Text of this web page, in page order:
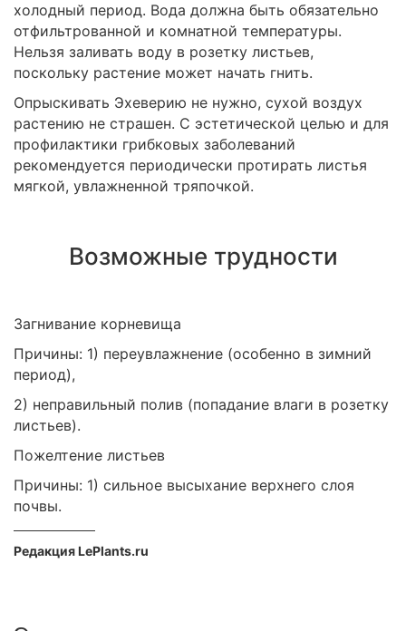
холодный период. Вода должна быть обязательно
отфильтрованной и комнатной температуры.
Нельзя заливать воду в розетку листьев,
поскольку растение может начать гнить.
Опрыскивать Эхеверию не нужно, сухой воздух
растению не страшен. С эстетической целью и для
профилактики грибковых заболеваний
рекомендуется периодически протирать листья
мягкой, увлажненной тряпочкой.
Возможные трудности
Загнивание корневища
Причины: 1) переувлажнение (особенно в зимний
период),
2) неправильный полив (попадание влаги в розетку
листьев).
Пожелтение листьев
Причины: 1) сильное высыхание верхнего слоя
почвы.
Редакция LePlants.ru